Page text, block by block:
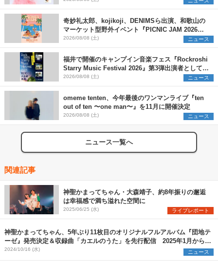
奇妙礼太郎、kojikoji、DENIMSら出演、和歌山の
マーケット型野外イベント『PICNIC JAM 2026』
早割チケット発売開始
2026/08/08 (土) ニュース
福井で開催のキャンプイン音楽フェス『Rockroshi
Starry Music Festival 2026』第3弾出演者として
SCOOBIE DO、かりゆし58、Reiを発表
2026/08/08 (土) ニュース
omeme tenten、今年最後のワンマンライブ『ten
out of ten 〜one man〜』を11月に開催決定
2026/08/08 (土) ニュース
ニュース一覧へ
関連記事
神聖かまってちゃん・大森靖子、約8年振りの邂逅
は幸福感で満ち溢れた空間に
2025/06/25 (水) ライブレポート
神聖かまってちゃん、5年ぶり11枚目のオリジナルフルアルバム『団地テ
ーゼ』発売決定＆収録曲「カエルのうた」を先行配信 2025年1月からワ
ンマンツアーも開催
2024/10/16 (水) ニュース